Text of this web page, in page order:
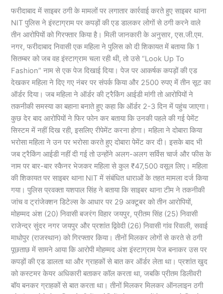
फरीदाबाद में साइबर ठगी के मामलों पर लगातार कार्रवाई करते हुए साइबर थाना
NIT पुलिस ने इंस्टाग्राम पर कपड़ों की एड डालकर लोगों से ठगी करने वाले
तीन आरोपियों को गिरफ्तार किया है। मिली जानकारी के अनुसार, एस.जी.एम.
नगर, फरीदाबाद निवासी एक महिला ने पुलिस को दी शिकायत में बताया कि 1
सितम्बर को जब वह इंस्टाग्राम चला रही थी, तो उसे “Look Up To
Fashion” नाम से एक पेज दिखाई दिया। पेज पर आकर्षक कपड़ों की एड
देखकर महिला ने दिए गए नंबर पर संपर्क किया और 2500 रुपए में तीन सूट का
ऑर्डर दिया। जब महिला ने ऑर्डर की ट्रैकिंग आईडी मांगी तो आरोपियों ने
तकनीकी समस्या का बहाना बनाते हुए कहा कि ऑर्डर 2-3 दिन में पहुंच जाएगा।
कुछ देर बाद आरोपियों ने फिर फोन कर बताया कि उनकी पहले की गई पेमेंट
सिस्टम में नहीं दिख रही, इसलिए रीपेमेंट करना होगा। महिला ने दोबारा किया
भरोसा महिला ने उन पर भरोसा करते हुए दोबारा पेमेंट कर दी। इसके बाद भी
जब ट्रैकिंग आईडी नहीं दी गई तो उन्होंने अलग-अलग सर्विस चार्ज और फीस के
नाम पर बार-बार स्कैनर भेजकर महिला से कुल ₹47,500 वसूल लिए। महिला
की शिकायत पर साइबर थाना NIT में संबंधित धाराओं के तहत मामला दर्ज किया
गया। पुलिस प्रवक्ता यशपाल सिंह ने बताया कि साइबर थाना टीम ने तकनीकी
जांच व ट्रांजेक्शन डिटेल्स के आधार पर 29 अक्टूबर को तीन आरोपियों,
मोहम्मद अंश (20) निवासी बजरंग विहार जयपुर, प्रीतम सिंह (25) निवासी
राजेन्द्र सुंदर नगर जयपुर और प्रशांत द्विवेदी (26) निवासी गांव रिवाली, सवाई
माधोपुर (राजस्थान) को गिरफ्तार किया। तीनों मिलकर लोगों से करते से ठगी
पूछताछ में सामने आया कि आरोपी मोहम्मद अंश इंस्टाग्राम पेज बनाकर उस पर
कपड़ों की एड डालता था और ग्राहकों से बात कर ऑर्डर लेता था। प्रशांत खुद
को कस्टमर केयर अधिकारी बताकर कॉल करता था, जबकि प्रीतम डिलीवरी
बॉय बनकर ग्राहकों से बात करता था। तीनों मिलकर मिलकर ऑनलाइन ठगी